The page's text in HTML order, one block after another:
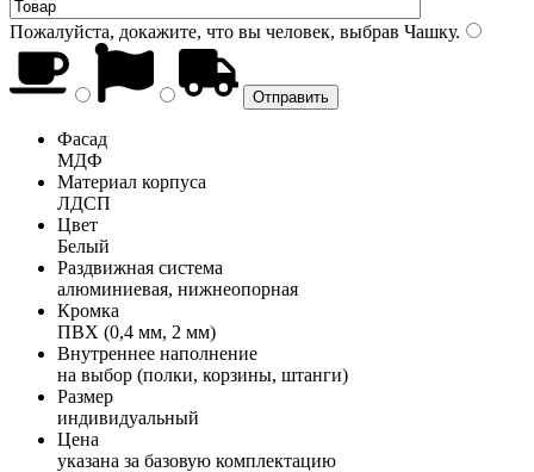
Пожалуйста, докажите, что вы человек, выбрав Чашку.
Фасад
МДФ
Материал корпуса
ЛДСП
Цвет
Белый
Раздвижная система
алюминиевая, нижнеопорная
Кромка
ПВХ (0,4 мм, 2 мм)
Внутреннее наполнение
на выбор (полки, корзины, штанги)
Размер
индивидуальный
Цена
указана за базовую комплектацию